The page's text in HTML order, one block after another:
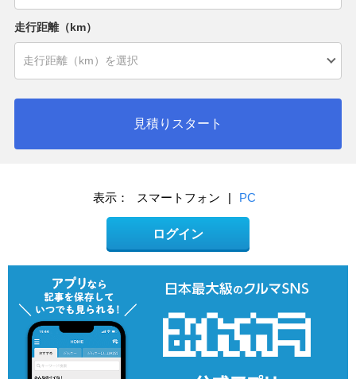
走行距離（km）
見積りスタート
表示： スマートフォン | PC
ログイン